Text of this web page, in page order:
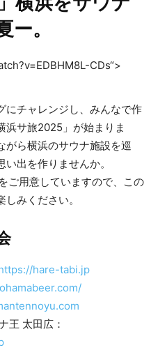
ー。
CDs“>
にチャレンジし、みんなで作
浜サ旅2025」が始まりま
がら横浜のサウナ施設を巡
出を作りませんか。
ご用意していますので、この
みください。
hare-tabi.jp
王 太田広：